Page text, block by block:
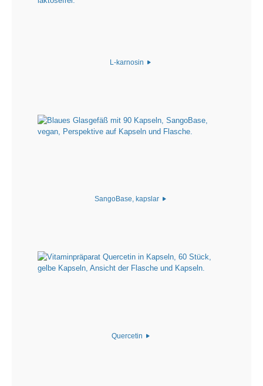
L-karnosin
SangoBase, kapslar
Quercetin